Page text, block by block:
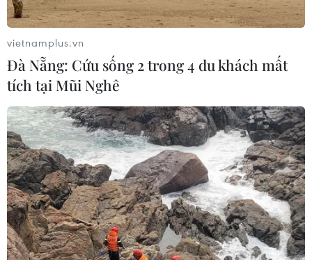
TIN CÙNG CHUYÊN MỤC
Công suất lọc dầu thu hẹp, giá xăng
Mỹ đối mặt áp lực tăng
09/08/2026 09:43
Xuất khẩu dệt may 7 tháng đạt trên
27 tỷ USD, duy trì đà tăng trưởng
09/08/2026 08:25
vietnamplus.vn
Đà Nẵng: Cứu sống 2 trong 4 du khách mất
tích tại Mũi Nghê